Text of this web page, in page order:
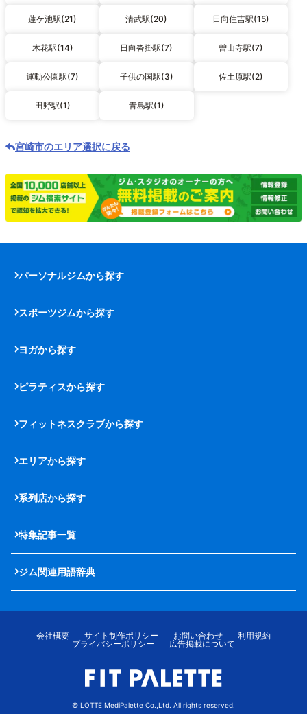
蓮ケ池駅(21) 清武駅(20) 日向住吉駅(15)
木花駅(14) 日向沓掛駅(7) 曽山寺駅(7)
運動公園駅(7) 子供の国駅(3) 佐土原駅(2)
田野駅(1) 青島駅(1)
宮崎市のエリア選択に戻る
パーソナルジムから探す
スポーツジムから探す
ヨガから探す
ピラティスから探す
フィットネスクラブから探す
エリアから探す
系列店から探す
特集記事一覧
ジム関連用語辞典
会社概要 サイト制作ポリシー お問い合わせ
利用規約
プライバシーポリシー
広告掲載について
© LOTTE MediPalette Co.,Ltd. All rights reserved.